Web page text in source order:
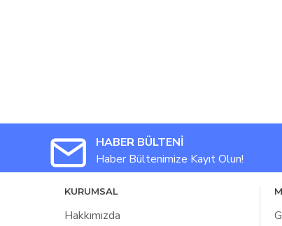
HABER BÜLTENİ
Haber Bültenimize Kayıt Olun!
KURUMSAL
Hakkımızda